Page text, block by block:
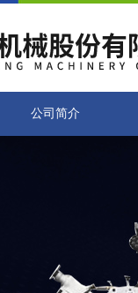
公司简介